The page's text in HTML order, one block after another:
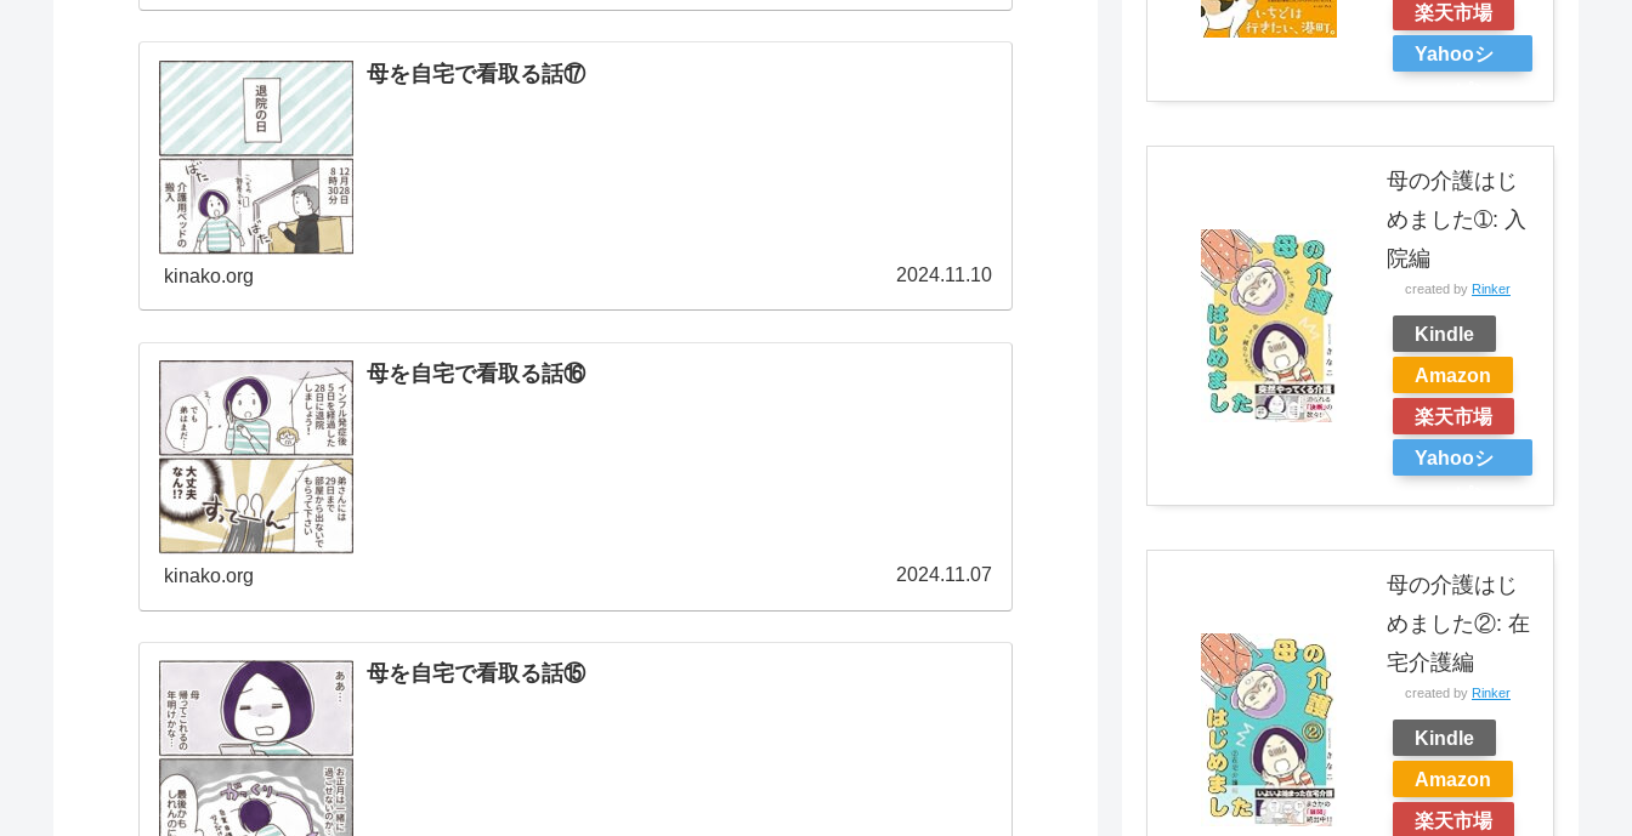
母を自宅で看取る話⑰
kinako.org 2024.11.10
母を自宅で看取る話⑯
kinako.org 2024.11.07
母を自宅で看取る話⑮
楽天市場
Yahooシ
母の介護はじ
めました➀: 入
院編
created by Rinker
Kindle
Amazon
楽天市場
Yahooシ
母の介護はじ
めました②: 在
宅介護編
created by Rinker
Kindle
Amazon
楽天市場